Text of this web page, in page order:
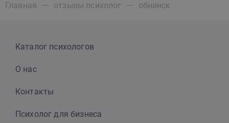
Главная отзывы психолог обнинск
Каталог психологов
О нас
Контакты
Психолог для бизнеса